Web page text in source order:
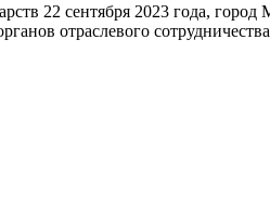
22 сентября 2023 года,
отраслевого